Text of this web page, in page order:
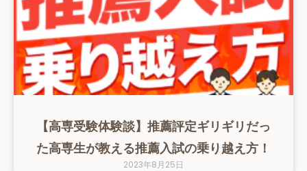
【高専受験体験談】推薦評定ギリギリだっ
た高専生が教える推薦入試の乗り越え方！
2023年8月25日